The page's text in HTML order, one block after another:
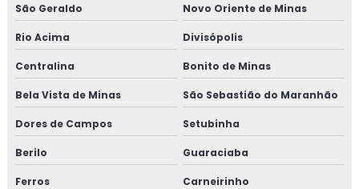
São Geraldo Novo Oriente de Minas
Rio Acima Divisópolis
Centralina Bonito de Minas
Bela Vista de Minas São Sebastião do Maranhão
Dores de Campos Setubinha
Berilo Guaraciaba
Ferros Carneirinho